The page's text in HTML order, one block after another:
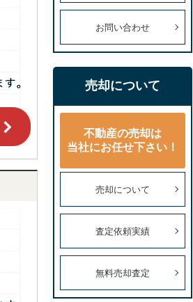
お問い合わせ
売却について
不動産の売却は
当社にお任せ下さい！
売却について
査定依頼実績
無料売却査定